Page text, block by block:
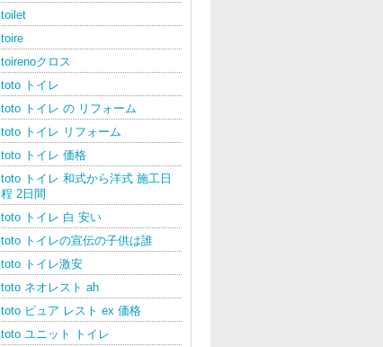
toilet
toire
toirenoクロス
toto トイレ
toto トイレ の リフォーム
toto トイレ リフォーム
toto トイレ 価格
toto トイレ 和式から洋式 施工日
程 2日間
toto トイレ 白 安い
toto トイレの宣伝の子供は誰
toto トイレ激安
toto ネオレスト ah
toto ピュア レスト ex 価格
toto ユニット トイレ